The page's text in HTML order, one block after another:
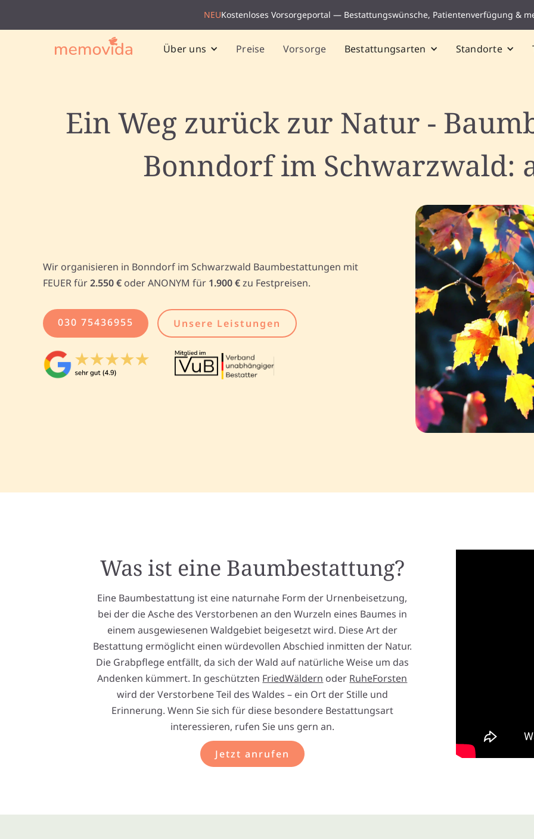
NEUKostenloses Vorsorgeportal — Bestattungswünsche, Patientenverfügung &
Über uns Preise Vorsorge Bestattungsarten Standorte
Ein Weg zurück zur Natur -
Bonndorf im Schwarzwald:
Wir organisieren in Bonndorf im Schwarzwald Baumbestattungen mit
FEUER für2.550 € oder ANONYM für 1.900 €zu Festpreisen.
030 75436955 Unsere Leistungen
Was ist eine Baumbestattung?
Eine Baumbestattung ist eine naturnahe Form der Urnenbeisetzung,
bei der die Asche des Verstorbenen an den Wurzeln eines Baumes in
einem ausgewiesenen Waldgebiet beigesetzt wird. Diese Art der
Bestattung ermöglicht einen würdevollen Abschied inmitten der Natur.
Die Grabpflege entfällt, da sich der Wald auf natürliche Weise um das
Andenken kümmert. In geschützten FriedWäldern oder RuheForsten
wird der Verstorbene Teil des Waldes – ein Ort der Stille und
Erinnerung. Wenn Sie sich für diese besondere Bestattungsart
interessieren, rufen Sie uns gern an.
Jetzt anrufen